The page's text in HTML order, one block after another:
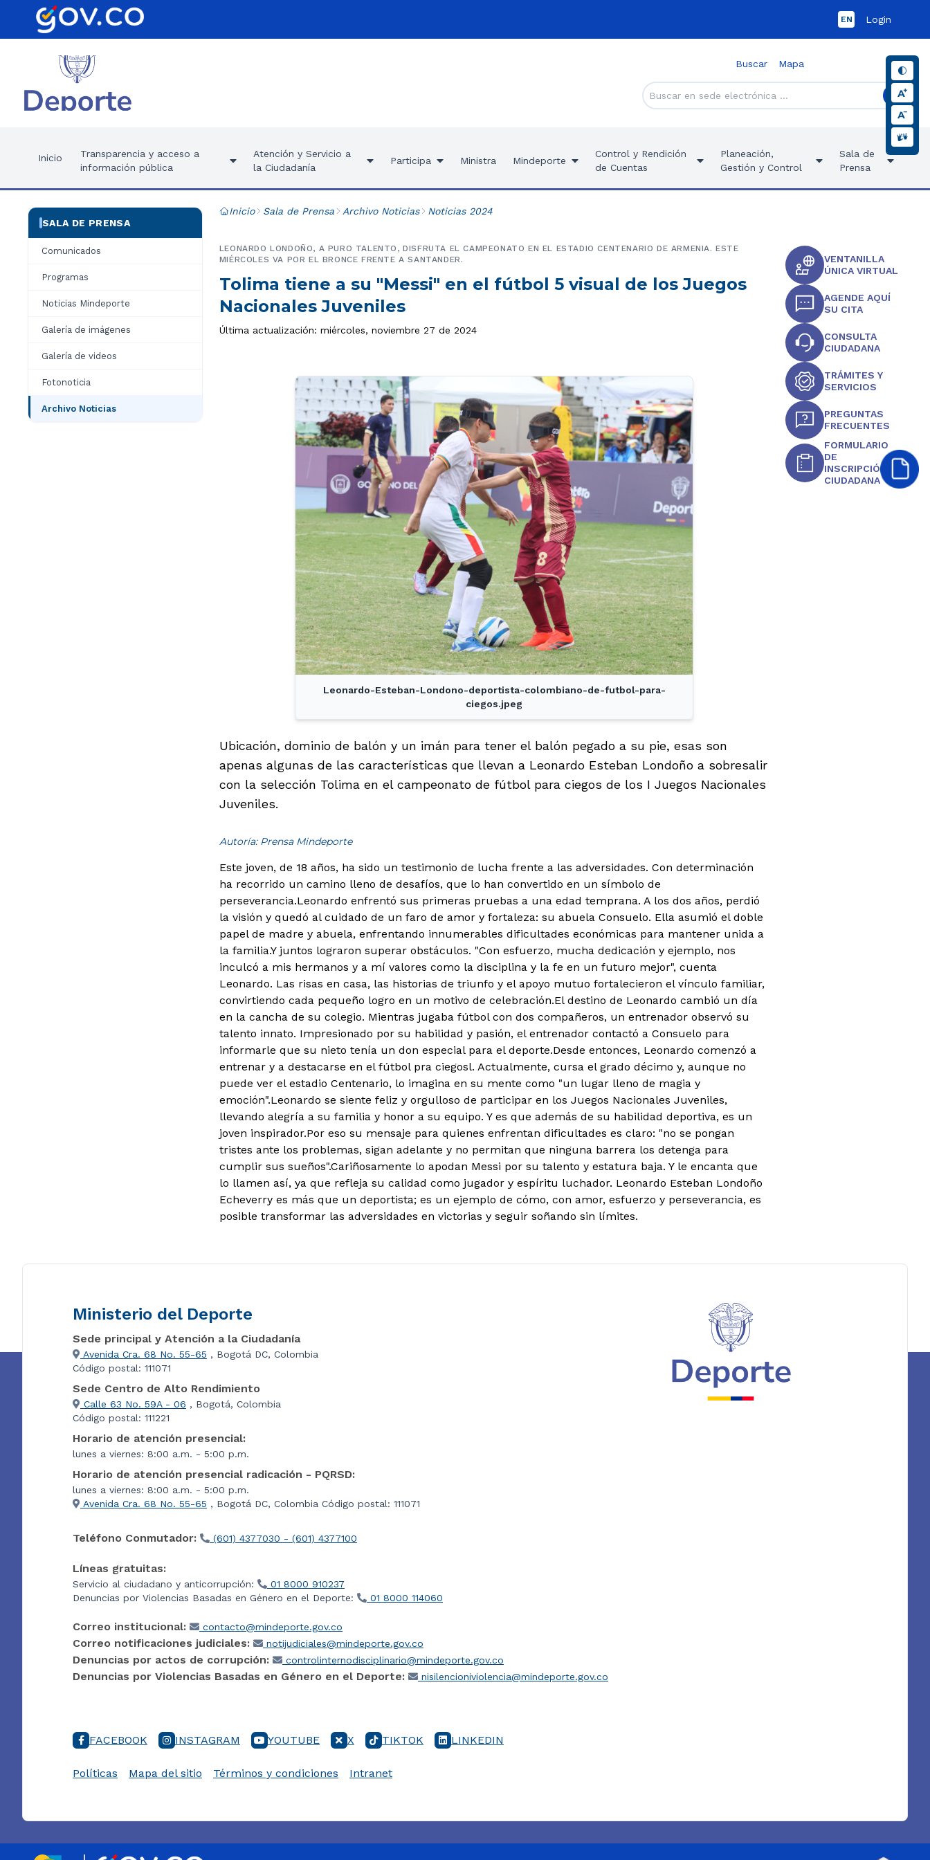
EN Login
Buscar Mapa
Inicio
Transparencia y acceso a
información pública
Atención y Servicio a
la Ciudadanía
Participa Ministra Mindeporte
Control y Rendición
de Cuentas
Planeación,
Gestión y Control
Sala de
Prensa
SALA DE PRENSA
Comunicados
Programas
Noticias Mindeporte
Galería de imágenes
Galería de videos
Fotonoticia
Archivo Noticias
Inicio Sala de Prensa Archivo Noticias Noticias 2024
Tolima tiene a su "Messi" en el fútbol 5 visual de los Juegos
Nacionales Juveniles
LEONARDO LONDOÑO, A PURO TALENTO, DISFRUTA EL CAMPEONATO EN EL ESTADIO CENTENARIO DE ARMENIA. ESTE
MIÉRCOLES VA POR EL BRONCE FRENTE A SANTANDER.
Última actualización: miércoles, noviembre 27 de 2024
Leonardo-Esteban-Londono-deportista-colombiano-de-futbol-para-
ciegos.jpeg
Ubicación, dominio de balón y un imán para tener el balón pegado a su pie, esas son
apenas algunas de las características que llevan a Leonardo Esteban Londoño a sobresalir
con la selección Tolima en el campeonato de fútbol para ciegos de los I Juegos Nacionales
Juveniles.
Autoría: Prensa Mindeporte
Este joven, de 18 años, ha sido un testimonio de lucha frente a las adversidades. Con determinación
ha recorrido un camino lleno de desafíos, que lo han convertido en un símbolo de
perseverancia.Leonardo enfrentó sus primeras pruebas a una edad temprana. A los dos años, perdió
la visión y quedó al cuidado de un faro de amor y fortaleza: su abuela Consuelo. Ella asumió el doble
papel de madre y abuela, enfrentando innumerables dificultades económicas para mantener unida a
la familia.Y juntos lograron superar obstáculos. "Con esfuerzo, mucha dedicación y ejemplo, nos
inculcó a mis hermanos y a mí valores como la disciplina y la fe en un futuro mejor", cuenta
Leonardo. Las risas en casa, las historias de triunfo y el apoyo mutuo fortalecieron el vínculo familiar,
convirtiendo cada pequeño logro en un motivo de celebración.El destino de Leonardo cambió un día
en la cancha de su colegio. Mientras jugaba fútbol con dos compañeros, un entrenador observó su
talento innato. Impresionado por su habilidad y pasión, el entrenador contactó a Consuelo para
informarle que su nieto tenía un don especial para el deporte.Desde entonces, Leonardo comenzó a
entrenar y a destacarse en el fútbol pra ciegosl. Actualmente, cursa el grado décimo y, aunque no
puede ver el estadio Centenario, lo imagina en su mente como "un lugar lleno de magia y
emoción".Leonardo se siente feliz y orgulloso de participar en los Juegos Nacionales Juveniles,
llevando alegría a su familia y honor a su equipo. Y es que además de su habilidad deportiva, es un
joven inspirador.Por eso su mensaje para quienes enfrentan dificultades es claro: "no se pongan
tristes ante los problemas, sigan adelante y no permitan que ninguna barrera los detenga para
cumplir sus sueños".Cariñosamente lo apodan Messi por su talento y estatura baja. Y le encanta que
lo llamen así, ya que refleja su calidad como jugador y espíritu luchador. Leonardo Esteban Londoño
Echeverry es más que un deportista; es un ejemplo de cómo, con amor, esfuerzo y perseverancia, es
posible transformar las adversidades en victorias y seguir soñando sin límites.
VENTANILLA
ÚNICA VIRTUAL
AGENDE AQUÍ
SU CITA
CONSULTA
CIUDADANA
TRÁMITES Y
SERVICIOS
PREGUNTAS
FRECUENTES
FORMULARIO
DE
INSCRIPCIÓN
CIUDADANA
Ministerio del Deporte
Sede principal y Atención a la Ciudadanía
Avenida Cra. 68 No. 55-65 , Bogotá DC, Colombia
Código postal: 111071
Sede Centro de Alto Rendimiento
Calle 63 No. 59A - 06 , Bogotá, Colombia
Código postal: 111221
Horario de atención presencial:
lunes a viernes: 8:00 a.m. - 5:00 p.m.
Horario de atención presencial radicación - PQRSD:
lunes a viernes: 8:00 a.m. - 5:00 p.m.
Avenida Cra. 68 No. 55-65 , Bogotá DC, Colombia Código postal: 111071
Teléfono Conmutador: (601) 4377030 - (601) 4377100
Líneas gratuitas:
Servicio al ciudadano y anticorrupción:
01 8000 910237
Denuncias por Violencias Basadas en Género en el Deporte:
01 8000 114060
Correo institucional: contacto@mindeporte.gov.co
Correo notificaciones judiciales: notijudiciales@mindeporte.gov.co
Denuncias por actos de corrupción: controlinternodisciplinario@mindeporte.gov.co
Denuncias por Violencias Basadas en Género en el Deporte: nisilencioniviolencia@mindeporte.gov.co
FACEBOOK INSTAGRAM YOUTUBE X TIKTOK LINKEDIN
Políticas Mapa del sitio Términos y condiciones Intranet